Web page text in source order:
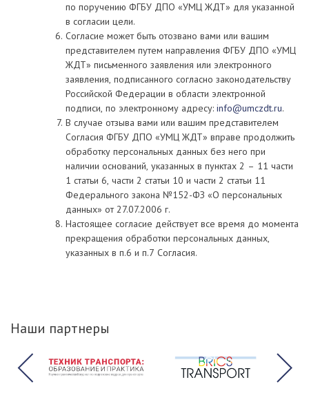
по поручению ФГБУ ДПО «УМЦ ЖДТ» для указанной
в согласии цели.
Согласие может быть отозвано вами или вашим
представителем путем направления ФГБУ ДПО «УМЦ
ЖДТ» письменного заявления или электронного
заявления, подписанного согласно законодательству
Российской Федерации в области электронной
подписи, по электронному адресу: info@umczdt.ru.
В случае отзыва вами или вашим представителем
Согласия ФГБУ ДПО «УМЦ ЖДТ» вправе продолжить
обработку персональных данных без него при
наличии оснований, указанных в пунктах 2 – 11 части
1 статьи 6, части 2 статьи 10 и части 2 статьи 11
Федерального закона №152-ФЗ «О персональных
данных» от 27.07.2006 г.
Настоящее согласие действует все время до момента
прекращения обработки персональных данных,
указанных в п.6 и п.7 Согласия.
Наши партнеры